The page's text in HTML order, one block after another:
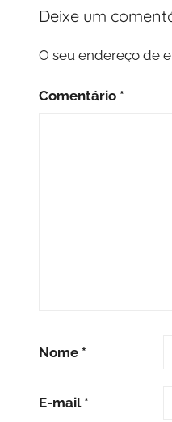
Deixe um
O seu endereço de
Comentário *
Nome *
E-mail *